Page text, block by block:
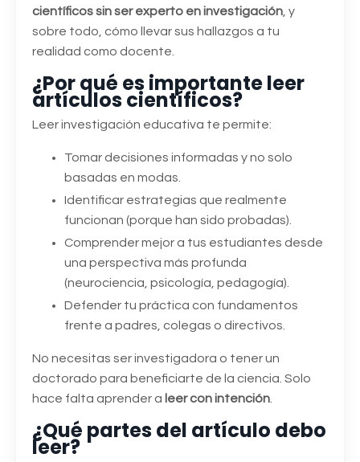
científicos sin ser experto en investigación , y
sobre todo, cómo llevar sus hallazgos a tu
realidad como docente.
¿Por qué es importante leer
artículos científicos?
Leer investigación educativa te permite:
Tomar decisiones informadas y no solo
basadas en modas.
Identificar estrategias que realmente
funcionan (porque han sido probadas).
Comprender mejor a tus estudiantes desde
una perspectiva más profunda
(neurociencia, psicología, pedagogía).
Defender tu práctica con fundamentos
frente a padres, colegas o directivos.
No necesitas ser investigadora o tener un
doctorado para beneficiarte de la ciencia. Solo
hace falta aprender a leer con intención
¿Qué partes del artículo debo
leer?